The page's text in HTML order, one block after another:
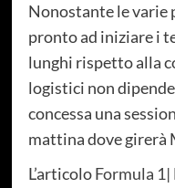
Nonostante le varie
pronto ad iniziare i
lunghi rispetto alla
logistici non
concessa una
mattina dove girerà
L’articoloFormula 1|